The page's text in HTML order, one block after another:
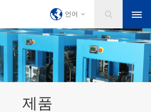
언어
제품